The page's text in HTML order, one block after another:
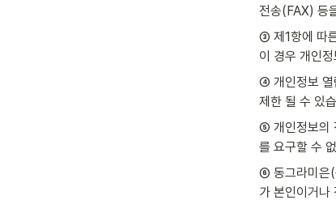
전송(FAX) 등
③ 제1항에 따
이 경우 개인
④ 개인정보 열
제한 될 수 있
⑤ 개인정보의
를 요구할 수
⑥ 동그라미은(
가 본인이거나